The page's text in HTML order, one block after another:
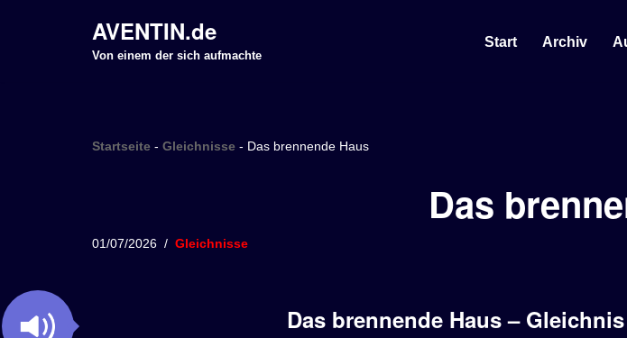
p
AVENTIN.de
Von einem der sich aufmachte
Start Archiv
Startseite - Gleichnisse - Das brennende Haus
Das
01/07/2026 Gleichnisse
Das brennende Haus –